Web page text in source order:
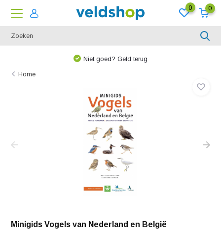
0 0
Niet goed? Geld terug
Home
Minigids Vogels van Nederland en België